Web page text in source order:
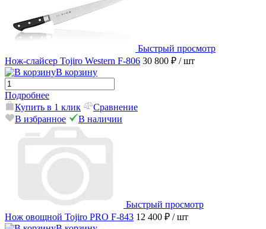
Быстрый просмотр
Нож-слайсер Tojiro Western F-806 30 800 ₽ / шт
В корзину
Подробнее
Купить в 1 клик
Сравнение
В избранное
В наличии
Быстрый просмотр
Нож овощной Tojiro PRO F-843 12 400 ₽ / шт